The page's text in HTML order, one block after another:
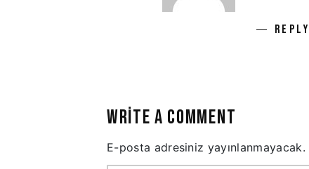
REPLY
WRITE A COMMENT
E-posta adresiniz yayınlanmayacak.